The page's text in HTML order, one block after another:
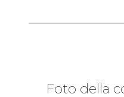
Foto della